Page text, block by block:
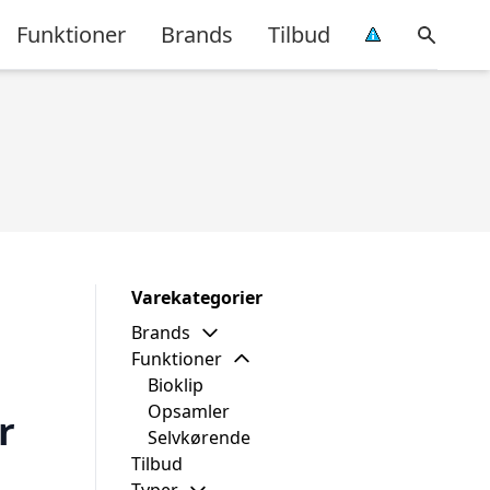
Funktioner Brands Tilbud
Varekategorier
Brands
Funktioner
Bioklip
Opsamler
Selvkørende
Tilbud